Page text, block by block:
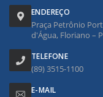
ENDEREÇO
Praça Petrônio
d'Água, Floriano –
TELEFONE
(89) 3515-1100
E-MAIL